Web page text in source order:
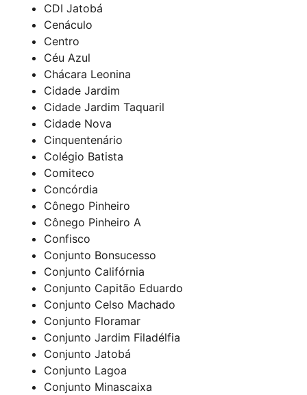
CDI Jatobá
Cenáculo
Centro
Céu Azul
Chácara Leonina
Cidade Jardim
Cidade Jardim Taquaril
Cidade Nova
Cinquentenário
Colégio Batista
Comiteco
Concórdia
Cônego Pinheiro
Cônego Pinheiro A
Confisco
Conjunto Bonsucesso
Conjunto Califórnia
Conjunto Capitão Eduardo
Conjunto Celso Machado
Conjunto Floramar
Conjunto Jardim Filadélfia
Conjunto Jatobá
Conjunto Lagoa
Conjunto Minascaixa